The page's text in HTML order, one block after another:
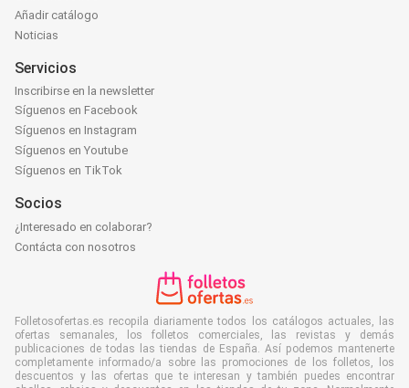
Añadir catálogo
Noticias
Servicios
Inscribirse en la newsletter
Síguenos en Facebook
Síguenos en Instagram
Síguenos en Youtube
Síguenos en TikTok
Socios
¿Interesado en colaborar?
Contácta con nosotros
Folletosofertas.es recopila diariamente todos los catálogos actuales, las
ofertas semanales, los folletos comerciales, las revistas y demás
publicaciones de todas las tiendas de España. Así podemos mantenerte
completamente informado/a sobre las promociones de los folletos, los
descuentos y las ofertas que te interesan y también puedes encontrar